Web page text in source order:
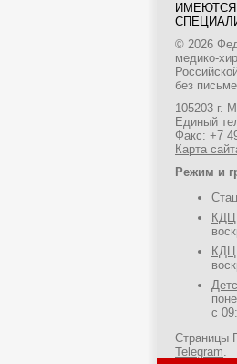
© 2026
медико-
без
105203 г.
Единый
Факс: +7
Карта
Режим и
КДЦ
КДЦ
с
Страницы
Telegram